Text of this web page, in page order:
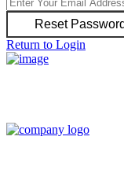
Reset Password
Return to Login